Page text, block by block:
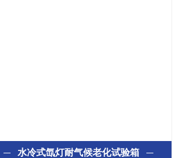
水冷式氙灯耐气候老化试验箱